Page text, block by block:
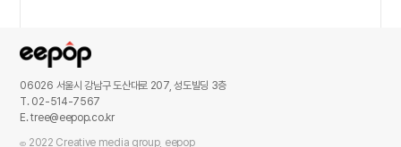
06026 서울시 강남구 도산대로 207, 성도빌딩 3층
T. 02-514-7567
E. tree@eepop.co.kr
Ⓒ 2022 Creative media group, eepop